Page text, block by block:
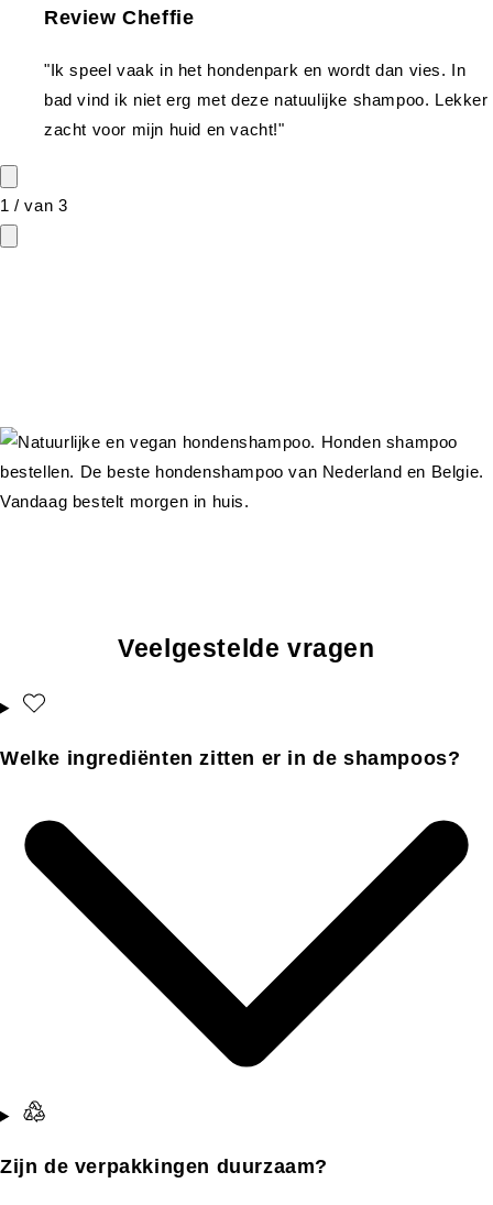
Review Cheffie
"Ik speel vaak in het hondenpark en wordt dan vies. In
bad vind ik niet erg met deze natuulijke shampoo. Lekker
zacht voor mijn huid en vacht!"
1 /van 3
Veelgestelde vragen
Welke ingrediënten zitten er in de shampoos?
Zijn de verpakkingen duurzaam?